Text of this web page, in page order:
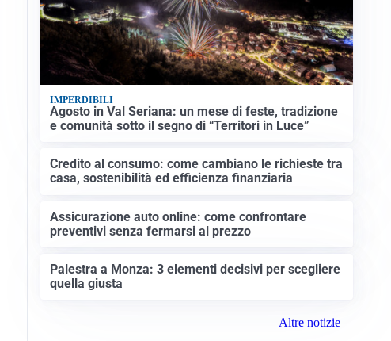
IMPERDIBILI
Agosto in Val Seriana: un mese di feste, tradizione
e comunità sotto il segno di “Territori in Luce”
Credito al consumo: come cambiano le richieste tra
casa, sostenibilità ed efficienza finanziaria
Assicurazione auto online: come confrontare
preventivi senza fermarsi al prezzo
Palestra a Monza: 3 elementi decisivi per scegliere
quella giusta
Altre notizie